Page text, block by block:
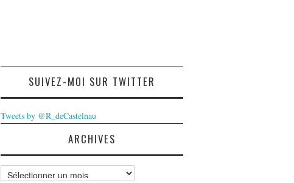
SUIVEZ-MOI SUR TWITTER
Tweets by @R_deCastelnau
ARCHIVES
Archives